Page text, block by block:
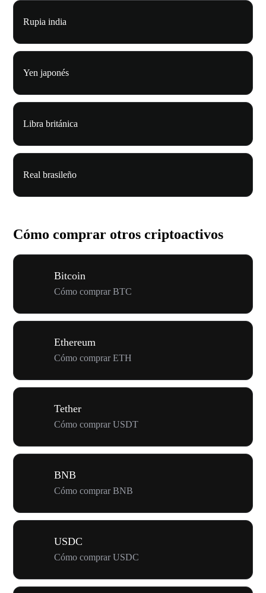
Rupia india
Yen japonés
Libra británica
Real brasileño
Cómo comprar otros criptoactivos
Bitcoin
Cómo comprar BTC
Ethereum
Cómo comprar ETH
Tether
Cómo comprar USDT
BNB
Cómo comprar BNB
USDC
Cómo comprar USDC